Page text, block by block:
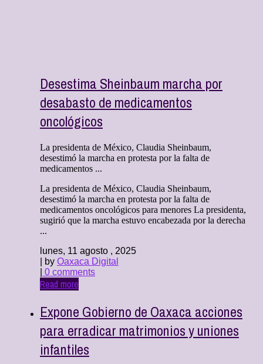
Desestima Sheinbaum marcha por
desabasto de medicamentos
oncológicos
La presidenta de México, Claudia Sheinbaum,
desestimó la marcha en protesta por la falta de
medicamentos ...
La presidenta de México, Claudia Sheinbaum,
desestimó la marcha en protesta por la falta de
medicamentos oncológicos para menores La presidenta,
sugirió que la marcha estuvo encabezada por la derecha
...
lunes, 11 agosto , 2025
| by Oaxaca Digital
0 comments
Read more
Expone Gobierno de Oaxaca acciones
para erradicar matrimonios y uniones
infantiles